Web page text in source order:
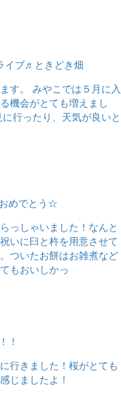
イブ♬ときどき畑
す。 みやこでは５月に入
機会がとても増えまし
行ったり、天気が良いと
めでとう☆
っしゃいました！なんと
いに臼と杵を用意させて
ついたお餅はお雑煮など
もおいしかっ
！
行きました！桜がとても
じましたよ！